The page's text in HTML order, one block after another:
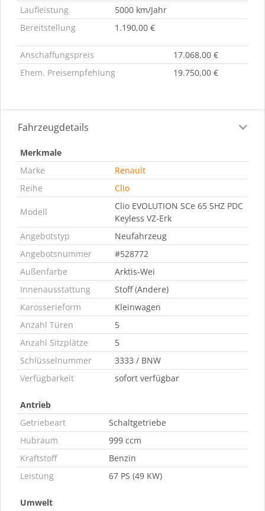
Laufleistung
5000 km/Jahr
Bereitstellung
1.190,00 €
Anschaffungspreis
17.068,00 €
Ehem. Preisempfehlung
19.750,00 €
Fahrzeugdetails
Merkmale
Marke
Renault
Reihe
Clio
Modell
Clio EVOLUTION SCe 65 SHZ PDC
Keyless VZ-Erk
Angebotstyp
Neufahrzeug
Angebotsnummer
#528772
Außenfarbe
Arktis-Wei
Innenausstattung
Stoff (Andere)
Karosserieform
Kleinwagen
Anzahl Türen
5
Anzahl Sitzplätze
5
Schlüsselnummer
3333 / BNW
Verfügbarkeit
sofort verfügbar
Antrieb
Getriebeart
Schaltgetriebe
Hubraum
999 ccm
Kraftstoff
Benzin
Leistung
67 PS (49 KW)
Umwelt